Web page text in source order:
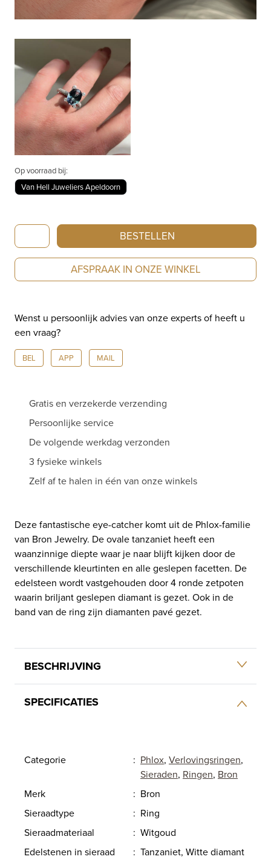
Op voorraad bij:
Van Hell Juweliers Apeldoorn
Bron
Phlox
witgouden
en
diamant
SPECIAL
8RW4846STBBR
BESTELLEN
AFSPRAAK IN ONZE WINKEL
Wenst u persoonlijk advies van onze experts of heeft u
een vraag?
BEL APP MAIL
Gratis en verzekerde verzending
Persoonlijke service
De volgende werkdag verzonden
3 fysieke winkels
Zelf af te halen in één van onze winkels
Deze fantastische eye-catcher komt uit de Phlox-familie
van Bron Jewelry. De ovale tanzaniet heeft een
waanzinnige diepte waar je naar blijft kijken door de
verschillende kleurtinten en alle geslepen facetten. De
edelsteen wordt vastgehouden door 4 ronde zetpoten
waarin briljant geslepen diamant is gezet. Ook in de
band van de ring zijn diamanten pavé gezet.
BESCHRIJVING
SPECIFICATIES
Categorie : Phlox, Verlovingsringen,
Sieraden, Ringen, Bron
Merk
: Bron
Sieraadtype
: Ring
Sieraadmateriaal
: Witgoud
Edelstenen in sieraad
: Tanzaniet, Witte diamant